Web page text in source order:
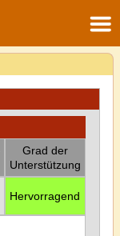
Grad der
Unterstützung
Hervorragend